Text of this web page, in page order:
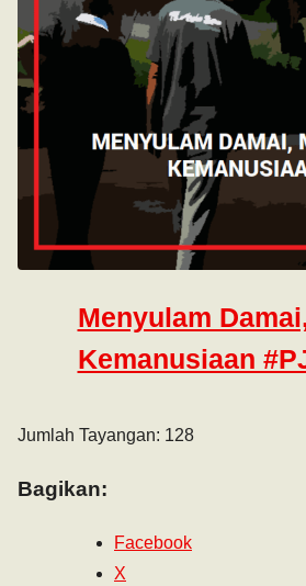
Menyulam
Kemanusiaan
Jumlah Tayangan: 128
Bagikan:
Facebook
X